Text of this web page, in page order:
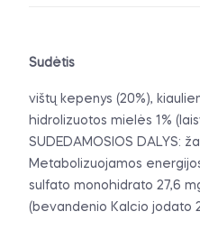
Sudėtis
vištų kepenys (20%),
hidrolizuotos mielės 1%
SUDEDAMOSIOS DALYS:
Metabolizuojamos
sulfato monohidrato 27,6
(bevandenio Kalcio jodato